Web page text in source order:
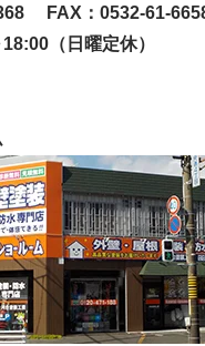
FAX：0532-61-
（日曜定休）